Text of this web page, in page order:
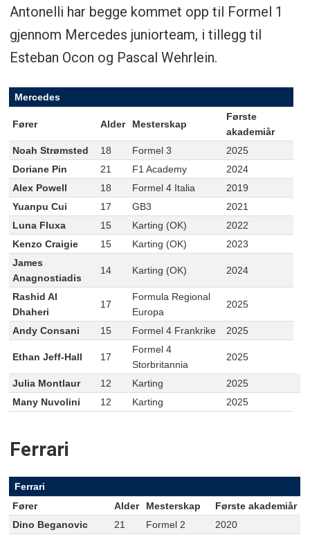
Antonelli har begge kommet opp til Formel 1
gjennom Mercedes juniorteam, i tillegg til
Esteban Ocon og Pascal Wehrlein.
Mercedes
Fører Alder Mesterskap
Første
akademiår
Noah Strømsted
18 Formel 3
2025
Doriane Pin
21 F1 Academy
2024
Alex Powell
18 Formel 4 Italia
2019
Yuanpu Cui
17 GB3
2021
Luna Fluxa
15 Karting (OK)
2022
Kenzo Craigie
15 Karting (OK)
2023
James
Anagnostiadis
14 Karting (OK) 2024
Rashid Al
Dhaheri
17
Formula Regional
Europa
2025
Andy Consani 15 Formel 4 Frankrike 2025
Ethan Jeff-Hall 17
Formel 4
Storbritannia
2025
Julia Montlaur 12 Karting
2025
Many Nuvolini
12 Karting 2025
Ferrari
Ferrari
Fører
Alder Mesterskap
Første akademiår
Dino Beganovic
21 Formel 2
2020